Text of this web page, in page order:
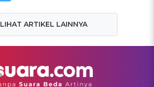
LIHAT ARTIKEL LAINNYA